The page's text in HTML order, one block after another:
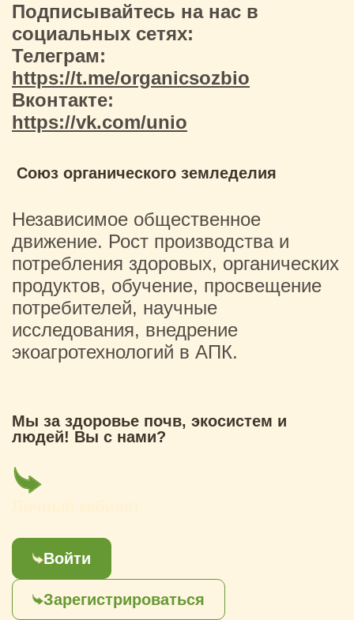
Подписывайтесь на нас в
социальных сетях:
Телеграм:
https://t.me/organicsozbio
Вконтакте:
https://vk.com/unio
Союз органического земледелия
Независимое общественное
движение. Рост производства и
потребления здоровых, органических
продуктов, обучение, просвещение
потребителей, научные
исследования, внедрение
экоагротехнологий в АПК.
Мы за здоровье почв, экосистем и
людей! Вы с нами?
Войти
Зарегистрироваться